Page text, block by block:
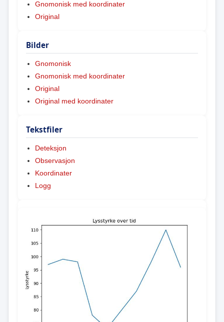
Gnomonisk med koordinater
Original
Bilder
Gnomonisk
Gnomonisk med koordinater
Original
Original med koordinater
Tekstfiler
Deteksjon
Observasjon
Koordinater
Logg